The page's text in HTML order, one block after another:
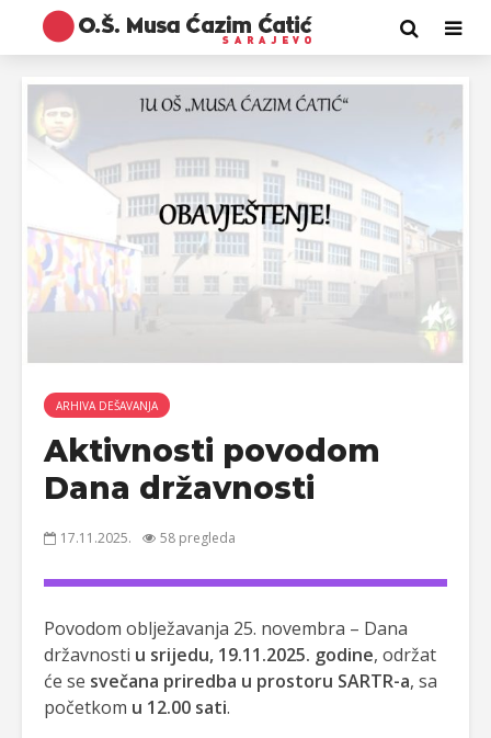
ARHIVA DEŠAVANJA
Aktivnosti povodom
Dana državnosti
17.11.2025. 58 pregleda
Povodom oblježavanja 25. novembra – Dana
državnosti u srijedu, 19.11.2025. godine, održat
će se svečana priredba u prostoru SARTR-a, sa
početkom u 12.00 sati.